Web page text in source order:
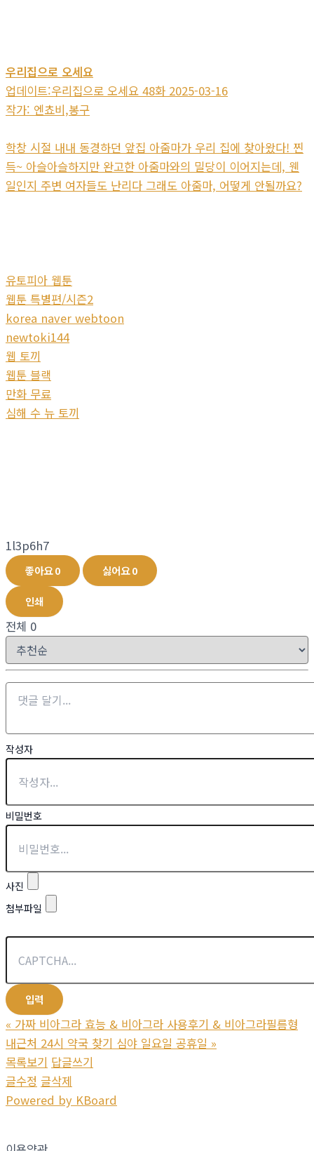
우리집으로 오세요
업데이트:우리집으로 오세요 48화 2025-03-16
작가: 엔쵸비,봉구
학창 시절 내내 동경하던 앞집 아줌마가 우리 집에 찾아왔다! 찐
득~ 아슬아슬하지만 완고한 아줌마와의 밀당이 이어지는데, 웬
일인지 주변 여자들도 난리다 그래도 아줌마, 어떻게 안될까요?
유토피아 웹툰
웹툰 특별편/시즌2
korea naver webtoon
newtoki144
웹 토끼
웹툰 블랙
만화 무료
심해 수 뉴 토끼
1l3p6h7
좋아요0 싫어요0
인쇄
전체 0
작성자
비밀번호
사진
첨부파일
« 가짜 비­아그라 효능 & 비­아그라 사용후기 & 비­아그라필름형
내근처 24시 약국 찾기 심야 일요일 공휴일 »
목록보기 답글쓰기
글수정 글삭제
Powered by KBoard